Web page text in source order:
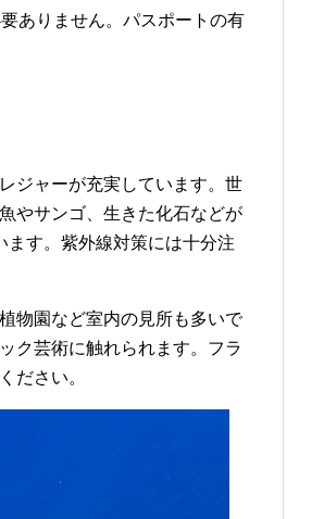
ありません。パスポートの有
ジャーが充実しています。世
やサンゴ、生きた化石などが
す。紫外線対策には十分注
物園など室内の見所も多いで
ク芸術に触れられます。フラ
ださい。